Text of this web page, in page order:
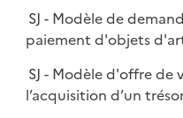
SJ - Modèle de
paiement d'objets
SJ - Modèle d'offre
l’acquisition d’un